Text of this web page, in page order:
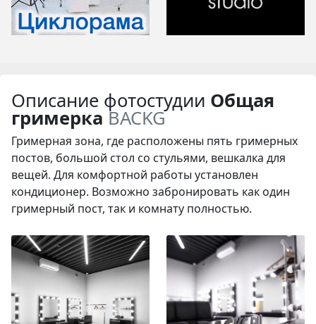
Описание фотостудии Общая
гримерка BACKG
Гримерная зона, где расположены пять гримерных
постов, большой стол со стульями, вешкалка для
вещей. Для комфортной работы установлен
кондиционер. Возможно забронировать как один
гримерный пост, так и комнату полностью.